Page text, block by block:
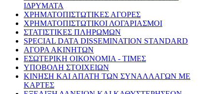
ΙΔΡΥΜΑΤΑ
ΧΡΗΜΑΤΟΠΙΣΤΩΤΙΚΕΣ ΑΓΟΡΕΣ
ΧΡΗΜΑΤΟΠΙΣΤΩΤΙΚΟΙ ΛΟΓΑΡΙΑΣΜΟΙ
ΣΤΑΤΙΣΤΙΚΕΣ ΠΛΗΡΩΜΩΝ
SPECIAL DATA DISSEMINATION STANDARD
ΑΓΟΡΑ ΑΚΙΝΗΤΩΝ
ΕΣΩΤΕΡΙΚΗ ΟΙΚΟΝΟΜΙΑ - ΤΙΜΕΣ
ΥΠΟΒΟΛΗ ΣΤΟΙΧΕΙΩΝ
ΚΙΝΗΣΗ ΚΑΙ ΑΠΑΤΗ ΤΩΝ ΣΥΝΑΛΛΑΓΩΝ ΜΕ
ΚΑΡΤΕΣ